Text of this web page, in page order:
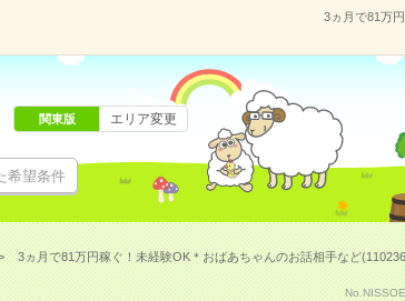
3ヵ月で81万
希望条件
関東版 エリア変更
3ヵ月で81万円稼ぐ！未経験OK＊おばあちゃんのお話相手など